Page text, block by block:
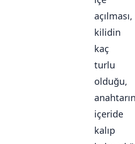
açılması,
kilidin
kaç
turlu
olduğu,
içeride
kalıp